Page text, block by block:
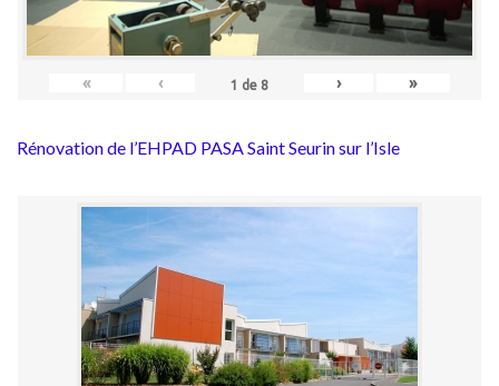
« ‹ 1 de 8 › »
Rénovation de l’EHPAD PASA Saint Seurin sur l’Isle